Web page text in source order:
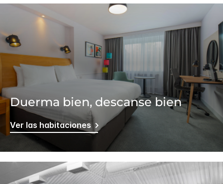
Duerma bien, descanse bien
Ver las habitaciones